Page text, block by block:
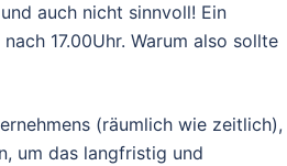
auch nicht sinnvoll! Ein
17.00Uhr. Warum also sollte
(räumlich wie zeitlich),
um das langfristig und